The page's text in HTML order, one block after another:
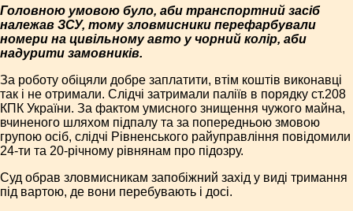
Головною умовою було, аби транспортний засіб
належав ЗСУ, тому зловмисники перефарбували
номери на цивільному авто у чорний колір, аби
надурити замовників.
За роботу обіцяли добре заплатити, втім коштів виконавці
так і не отримали. Слідчі затримали паліїв в порядку ст.208
КПК України. За фактом умисного знищення чужого майна,
вчиненого шляхом підпалу та за попередньою змовою
групою осіб, слідчі Рівненського райуправління повідомили
24-ти та 20-річному рівнянам про підозру.
Суд обрав зловмисникам запобіжний захід у виді тримання
під вартою, де вони перебувають і досі.